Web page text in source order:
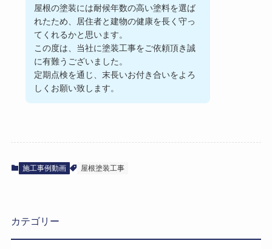
屋根の塗装には耐候年数の高い塗料を選ば
れたため、居住者と建物の健康を長く守っ
てくれるかと思います。
この度は、当社に塗装工事をご依頼頂き誠
に有難うございました。
定期点検を通じ、末長いお付き合いをよろ
しくお願い致します。
施工事例動画 屋根塗装工事
カテゴリー